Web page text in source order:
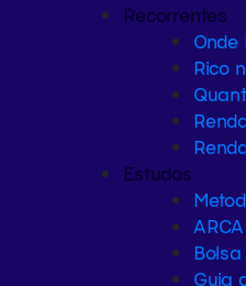
Recorrentes
Onde
Rico
Estudos
Guia